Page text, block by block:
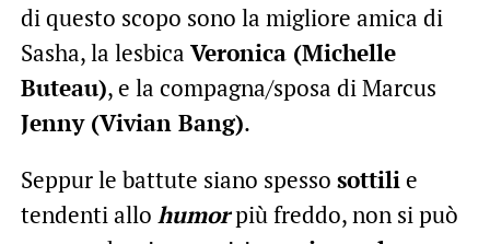
di questo scopo sono la migliore amica di
Sasha, la lesbica Veronica (Michelle
Buteau), e la compagna/sposa di Marcus
Jenny (Vivian Bang).
Seppur le battute siano spesso sottilie
tendenti allo humorpiù freddo, non si può